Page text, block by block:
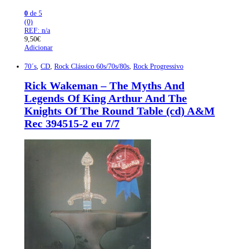
0 de 5
(0)
REF: n/a
9,50€
Adicionar
70´s CD Rock Clássico 60s/70s/80s Rock Progressivo
Rick Wakeman – The Myths And
Legends Of King Arthur And The
Knights Of The Round Table (cd) A&M
Rec 394515-2 eu 7/7